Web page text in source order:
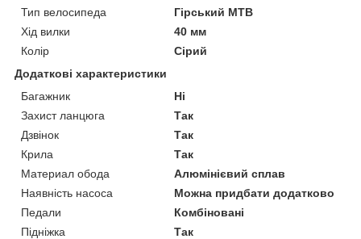
Тип велосипеда
Гірський MTB
Хід вилки
40 мм
Колір
Сірий
Додаткові характеристики
Багажник
Ні
Захист ланцюга
Так
Дзвінок
Так
Крила
Так
Материал обода
Алюмінієвий сплав
Наявність насоса
Можна придбати додатково
Педали
Комбіновані
Підніжка
Так